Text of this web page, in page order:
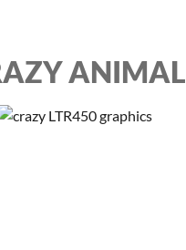
ANIMAL